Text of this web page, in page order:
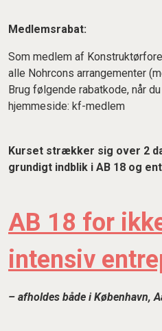
Medlemsrabat:
Som medlem af
alle Nohrcons arrangementer
Brug følgende rabatkode, når
hjemmeside: kf-medlem
Kurset strækker sig over 2
grundigt indblik i AB 18 og
AB 18 for
intensiv
– afholdes både i København,